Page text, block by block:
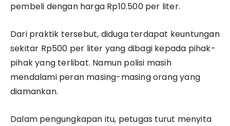
pembeli dengan harga Rp10.500 per liter.
Dari praktik tersebut, diduga terdapat keuntungan
sekitar Rp500 per liter yang dibagi kepada pihak-
pihak yang terlibat. Namun polisi masih
mendalami peran masing-masing orang yang
diamankan.
Dalam pengungkapan itu, petugas turut menyita